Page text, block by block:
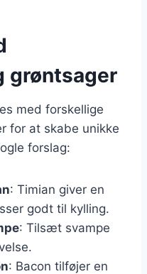
grøntsager
med forskellige
for at skabe unikke
forslag:
: Timian giver en
godt til kylling.
: Tilsæt svampe
: Bacon tilføjer en